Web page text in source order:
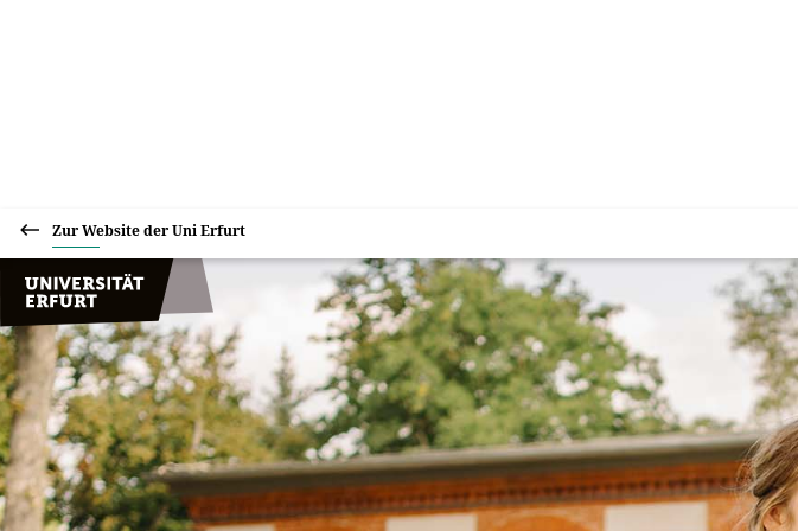
Zur Website der Uni Erfurt